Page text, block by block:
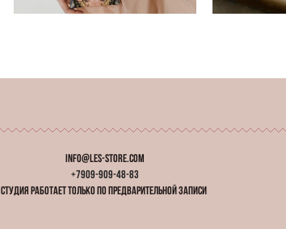
info@les-store.com
+7909-909-48-83
студия работаеттолькопо предварительной записи